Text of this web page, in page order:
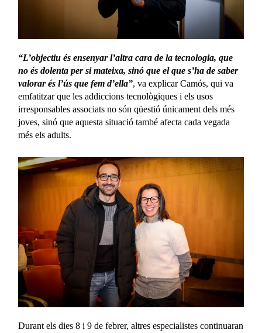
“L’objectiu és ensenyar l’altra cara de la tecnologia, que
no és dolenta per si mateixa, sinó que el que s’ha de saber
valorar és l’ús que fem d’ella”, va explicar Camós, qui va
emfatitzar que les addiccions tecnològiques i els usos
irresponsables associats no són qüestió únicament dels més
joves, sinó que aquesta situació també afecta cada vegada
més els adults.
Durant els dies 8 i 9 de febrer, altres especialistes continuaran